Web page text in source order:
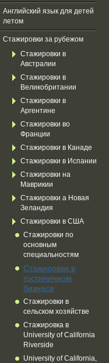
Aнглийский язык для детей
летом
Стажировки за рубежом
Стажировки в
Австралии
Стажировки в
Великобритании
Стажировки в
Аргентине
Стажировки во
Франции
Стажировки в Канаде
Стажировки в Испании
Стажировки на
Маврикии
Стажировки а Новая
Зеландия
Стажировки в США
Стажировки по
основным
специальностям
Стажировки в
гостиничном
бизнесе
Стажировки в
сельском хозяйстве
Стажировка в
University of California
Riverside
University of California,